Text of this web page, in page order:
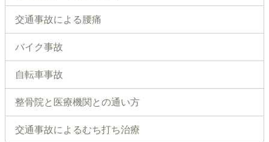
交通事故による腰痛
バイク事故
自転車事故
整骨院と医療機関との通い方
交通事故によるむち打ち治療